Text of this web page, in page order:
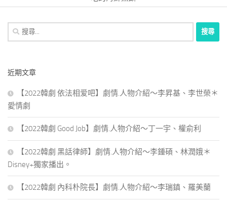
搜
尋
字:
近期文章
【2022韓劇 依法相爱吧】劇情.人物介紹～李昇基、李世榮＊
愛情劇
【2022韓劇 Good Job】劇情.人物介紹～丁一宇、權俞利
【2022韓劇 黑話律師】劇情.人物介紹～李鍾碩、林潤娥＊
Disney+獨家播出。
【2022韓劇 內科朴院長】劇情.人物介紹～李瑞鎮、羅美蘭